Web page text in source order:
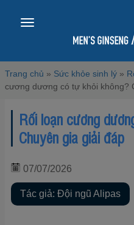
Toggle
Trang chủ » Sức khỏe sinh lý »
cương dương có tự khỏi không?
Rối loạn cương
Chuyên gia giải đáp
07/07/2026
Tác giả: Đội ngũ Alipas